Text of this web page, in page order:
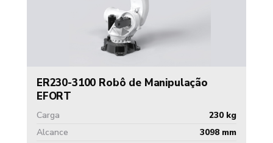
ER230-3100 Robô de Manipulação
EFORT
Carga
230 kg
Alcance
3098 mm